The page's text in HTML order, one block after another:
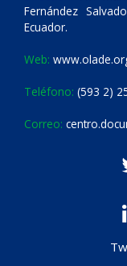
Fernández
Ecuador.
Web:
Teléfono: (593 2)
Correo: